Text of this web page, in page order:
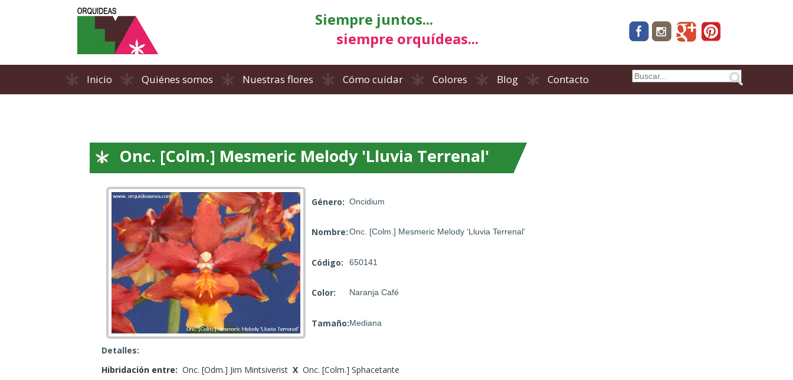
Siempre juntos...
siempre orquídeas...
Inicio Quiénes somos Nuestras flores Cómo cuidar Colores Blog Contacto
Onc. [Colm.] Mesmeric Melody 'Lluvia Terrenal'
Género: Oncidium
Nombre:Onc. [Colm.] Mesmeric Melody 'Lluvia Terrenal'
Código: 650141
Color: Naranja Café
Tamaño:Mediana
Detalles:
Hibridación entre: Onc. [Odm.] Jim Mintsiverist X Onc. [Colm.] Sphacetante